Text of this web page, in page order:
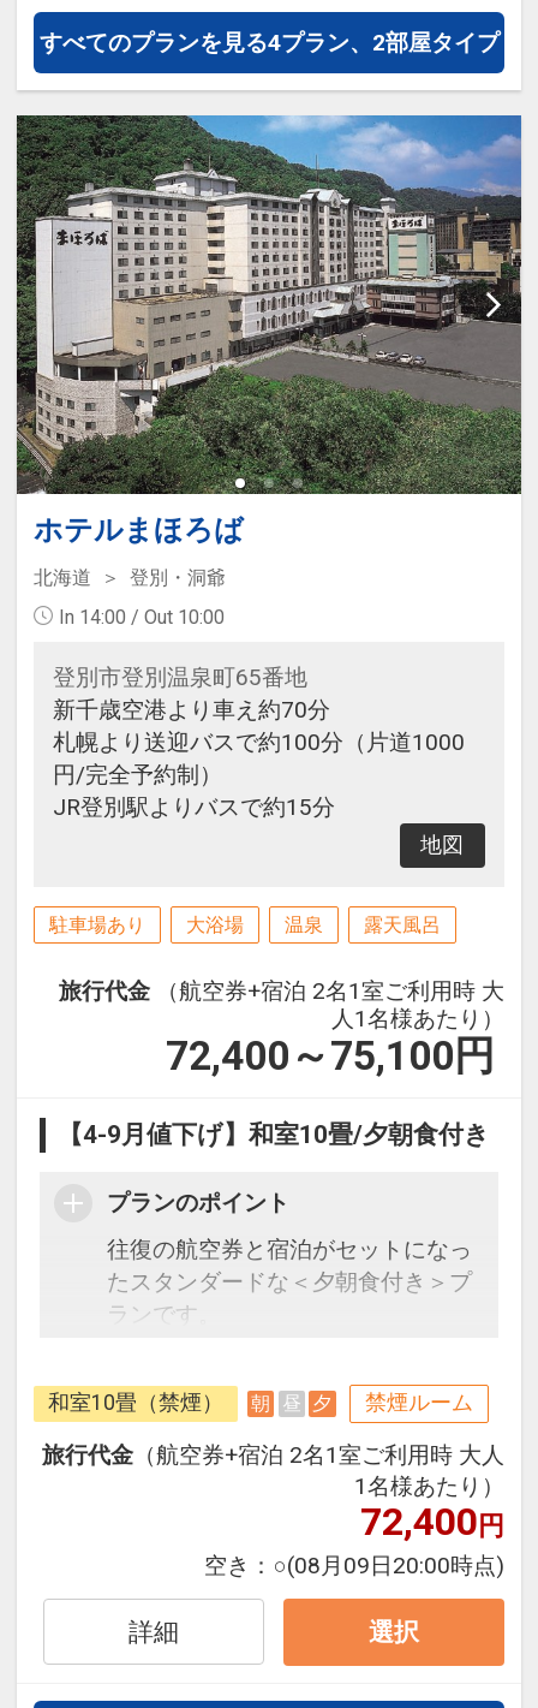
約）が可能なプランもございます。
※施設使用料として3～5歳の添い寝
のお子様は1泊2,200円をお支払いい
ただきます(現地払い)
すべてのプランを見る4プラン、2部屋タイプ
ホテルまほろば
北海道
登別・洞爺
In 14:00 / Out 10:00
登別市登別温泉町65番地
新千歳空港より車え約70分
札幌より送迎バスで約100分（片道1000
円/完全予約制）
JR登別駅よりバスで約15分
地図
駐車場あり 大浴場 温泉 露天風呂
旅行代金
（航空券+宿泊 2名1室ご利用時 大
人1名様あたり）
72,400～75,100 円
【4-9月値下げ】和室10畳/夕朝食付き
プランのポイント
往復の航空券と宿泊がセットになっ
たスタンダードな＜夕朝食付き＞プ
ランです。
できるダイナミックパッケージだか
ら、一都市滞在はもちろん周遊旅行
にも最適！
旅行期間中の1泊だけの宿泊や延
泊・飛び泊なども自由自在です。
フライトは、安心のJAL（または
JALグループ）確約！フライトマイ
ル50%貯まります。
オプションでレンタカーや現地交
通・体験プランなどの追加（同時予
和室10畳（禁煙） 朝 昼 夕 禁煙ルーム
旅行代金 （航空券+宿泊 2名1室ご利用時 大人
1名様あたり）
72,400円
空き： ○(08月09日20:00時点)
詳細 選択